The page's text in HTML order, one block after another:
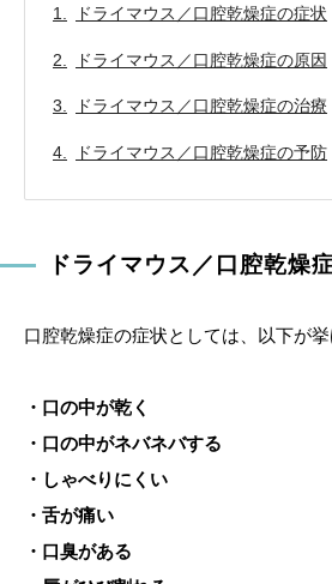
ドライマウス／口腔乾燥症の症状
ドライマウス／口腔乾燥症の原因
ドライマウス／口腔乾燥症の治療
ドライマウス／口腔乾燥症の予防
ドライマウス／口腔乾燥
口腔乾燥症の症状としては、以下が挙
・口の中が乾く
・口の中がネバネバする
・しゃべりにくい
・舌が痛い
・口臭がある